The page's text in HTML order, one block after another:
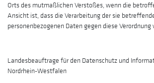
Orts des mutmaßlichen Verstoßes, wenn die
Ansicht ist, dass die Verarbeitung der sie
personenbezogenen Daten gegen diese
Landesbeauftrage für den Datenschutz und
Nordrhein-Westfalen